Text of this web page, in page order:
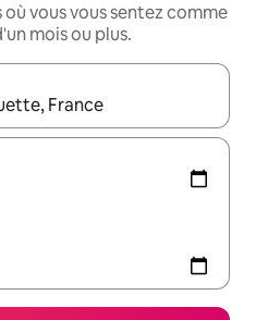
vous vous sentez comme
mois ou plus.
utilisez les flèches vers le